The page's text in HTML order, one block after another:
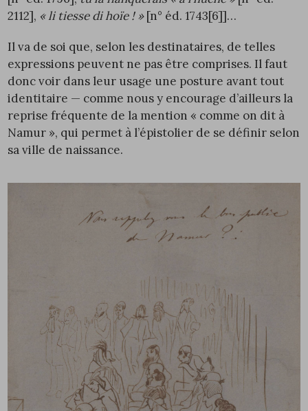
2112], « li tiesse di hoïe ! »[n° éd. 1743[6]]…
Il va de soi que, selon les destinataires, de telles
expressions peuvent ne pas être comprises. Il faut
donc voir dans leur usage une posture avant tout
identitaire — comme nous y encourage d’ailleurs la
reprise fréquente de la mention « comme on dit à
Namur », qui permet à l’épistolier de se définir selon
sa ville de naissance.